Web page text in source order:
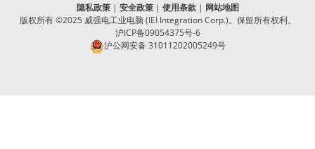
隐私政策| 安全政策| 使用条款| 网站地图
版权所有 ©2025 威强电工业电脑 (IEI Integration Corp.)。保留所有权利。
沪ICP备09054375号-6
沪公网安备 31011202005249号